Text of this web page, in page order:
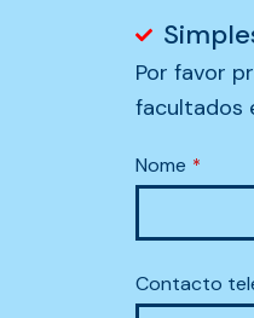
Por favor
facultados
Nome *
Contacto